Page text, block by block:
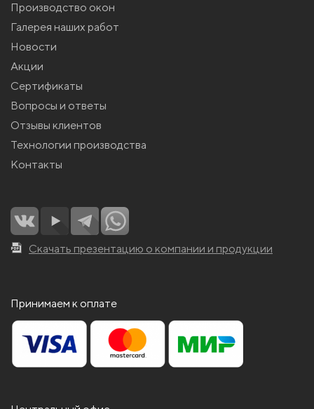
Производство окон
Галерея наших работ
Новости
Акции
Сертификаты
Вопросы и ответы
Отзывы клиентов
Технологии производства
Контакты
Скачать презентацию о компании и продукции
Принимаем к оплате